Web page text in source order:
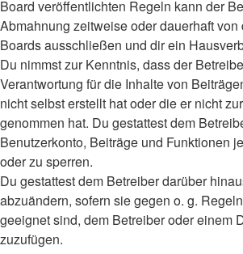
Board veröffentlichten Regeln kann der
Abmahnung zeitweise oder dauerhaft
Boards ausschließen und dir ein
Du nimmst zur Kenntnis, dass der
Verantwortung für die Inhalte von
nicht selbst erstellt hat oder die er nicht
genommen hat. Du gestattest dem
Benutzerkonto, Beiträge und Funktionen
oder zu sperren.
Du gestattest dem Betreiber darüber
abzuändern, sofern sie gegen o. g.
geeignet sind, dem Betreiber oder einem
zuzufügen.